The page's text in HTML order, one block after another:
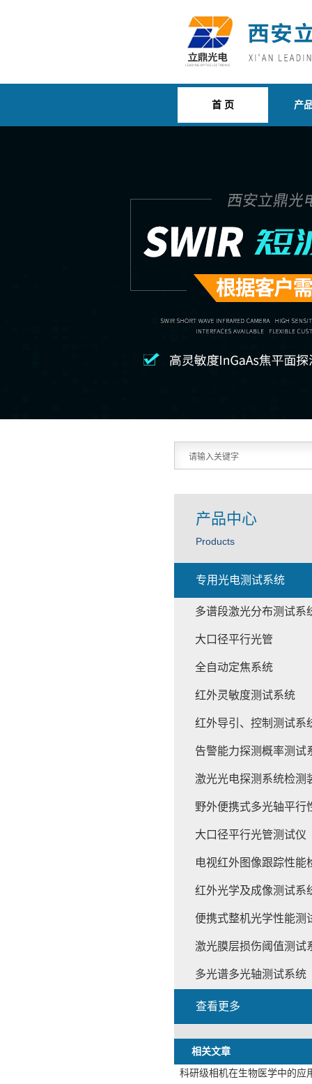
首 页 产
产品中心
Products
专用光电测试系统
多谱段激光分布测试系
大口径平行光管
全自动定焦系统
红外灵敏度测试系统
红外导引、控制测试系
告警能力探测概率测试
激光光电探测系统检测
野外便携式多光轴平行
大口径平行光管测试仪
电视红外图像跟踪性能
红外光学及成像测试系
便携式整机光学性能测
激光膜层损伤阈值测试
多光谱多光轴测试系统
查看更多
相关文章
科研级相机在生物医学中的应